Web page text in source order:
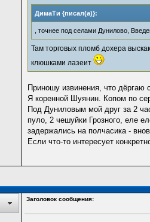
ДимаТи {писал(а)}:
, точнее под селами Дунилово,
Там торговых пломб дохера
клюшками лазеит
Приношу извинения, что дёргаю
Я коренной Шуянин. Копом по
Под Дуниловым мой друг за 2
пуло, 2 чешуйки Грозного, еле
задержались на полчасика -
Если что-то интересует
Заголовок сообщения: